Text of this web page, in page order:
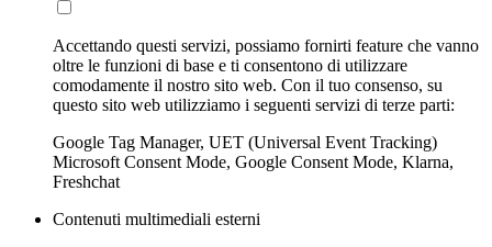
Accettando questi servizi, possiamo fornirti feature che vanno
oltre le funzioni di base e ti consentono di utilizzare
comodamente il nostro sito web. Con il tuo consenso, su
questo sito web utilizziamo i seguenti servizi di terze parti:
Google Tag Manager, UET (Universal Event Tracking)
Microsoft Consent Mode, Google Consent Mode, Klarna,
Freshchat
Contenuti multimediali esterni